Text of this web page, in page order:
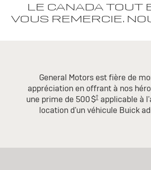
LE CANADA TOUT
VOUS REMERCIE.
General Motors est fière de
appréciation en offrant à nos
une prime de 500 $†applicable à
location d'un véhicule Buick